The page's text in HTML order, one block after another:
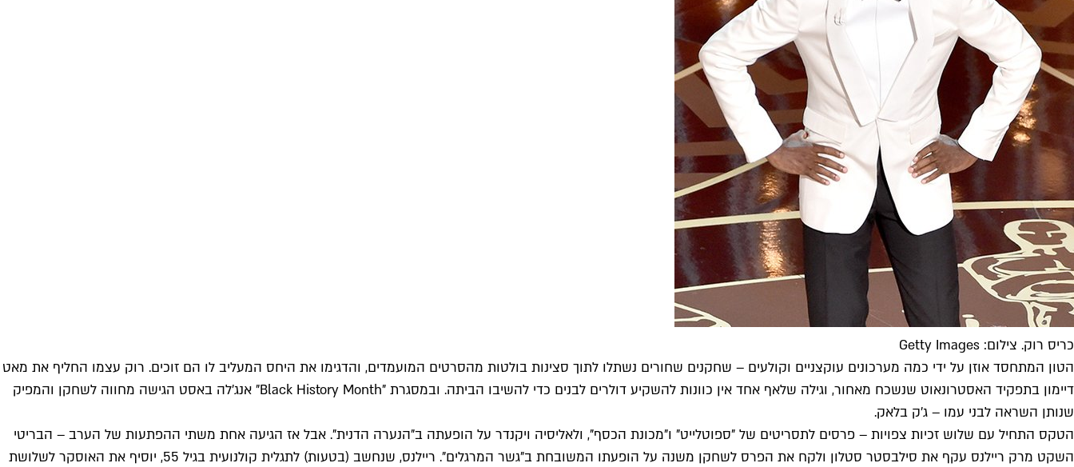
כריס רוק. צילום: Getty Images
הטון המתחסד אוזן על ידי כמה מערכונים עוקצניים וקולעים – שחקנים שחורים נשתלו לתוך סצינות בולטות מהסרטים המועמדים, והדגימו את היחס המעליב לו הם זוכים. רוק עצמו החליף את מאט
דיימון בתפקיד האסטרונאוט שנשכח מאחור, וגילה שלאף אחד אין כוונות להשקיע דולרים לבנים כדי להשיבו הביתה. ובמסגרת "Black History Month" אנג'לה באסט הגישה מחווה לשחקן והמפיק
שנותן השראה לבני עמו – ג'ק בלאק.
הטקס התחיל עם שלוש זכיות צפויות – פרסים לתסריטים של "ספוטלייט" ו"מכונת הכסף", ולאליסיה ויקנדר על הופעתה ב"הנערה הדנית". אבל אז הגיעה אחת משתי ההפתעות של הערב – הבריטי
השקט מרק ריילנס עקף את סילבסטר סטלון ולקח את הפרס לשחקן משנה על הופעתו המשובחת ב"גשר המרגלים". ריילנס, שנחשב (בטעות) לתגלית קולנועית בגיל 55, יוסיף את האוסקר לשלושת